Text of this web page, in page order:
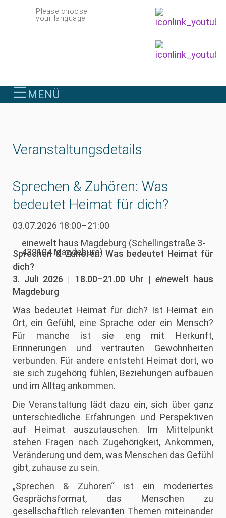
Navigation
überspringenPlease choose
your language
☰ MENÜ
Veranstaltungsdetails
Sprechen & Zuhören: Was
bedeutet Heimat für dich?
03.07.2026 18:00–21:00
einewelt haus Magdeburg (Schellingstraße 3-
439104 Magdeburg)
Sprechen & Zuhören: Was bedeutet Heimat für
dich?
3. Juli 2026 | 18.00–21.00 Uhr | einewelt haus
Magdeburg
Was bedeutet Heimat für dich? Ist Heimat ein
Ort, ein Gefühl, eine Sprache oder ein Mensch?
Für manche ist sie eng mit Herkunft,
Erinnerungen und vertrauten Gewohnheiten
verbunden. Für andere entsteht Heimat dort, wo
sie sich zugehörig fühlen, Beziehungen aufbauen
und im Alltag ankommen.
Die Veranstaltung lädt dazu ein, sich über ganz
unterschiedliche Erfahrungen und Perspektiven
auf Heimat auszutauschen. Im Mittelpunkt
stehen Fragen nach Zugehörigkeit, Ankommen,
Veränderung und dem, was Menschen das Gefühl
gibt, zuhause zu sein.
„Sprechen & Zuhören“ ist ein moderiertes
Gesprächsformat, das Menschen zu
gesellschaftlich relevanten Themen miteinander